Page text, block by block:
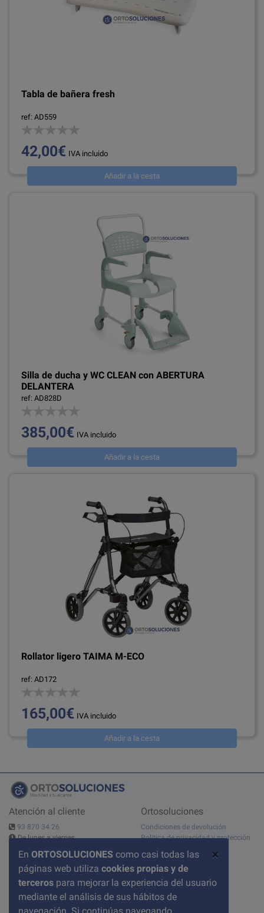
×
En ORTOSOLUCIONES como casi todas las
páginas web utiliza cookies propias y de
terceros para mejorar la experiencia del usuario
mediante el análisis de sus hábitos de
Tabla de bañera fresh
ref: AD559
42,00€ IVA incluido
Añadir a la cesta
Silla de ducha y WC CLEAN con ABERTURA
DELANTERA
ref: AD828D
385,00€ IVA incluido
Añadir a la cesta
Rollator ligero TAIMA M-ECO
ref: AD172
165,00€ IVA incluido
Añadir a la cesta
Atención al cliente
93 870 34 26
De lunes a viernes
Contáctanos
C/ del Pont nº 17, 1A
08520 Les Franqueses del Valles
Ortosoluciones
Condiciones de devolución
Política de privacidad y protección
Aviso legal
Sobre nosotros
Condiciones de compra
Preguntas frecuentes